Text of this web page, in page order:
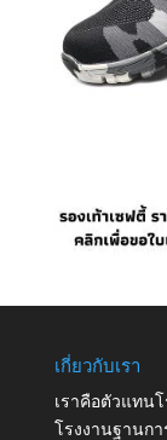
เกี่ยวกับเรา
เราคือตัวแทน
โรงงานฐานก